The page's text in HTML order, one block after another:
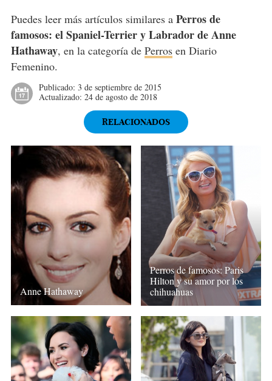
Puedes leer más artículos similares a Perros de
famosos: el Spaniel-Terrier y Labrador de Anne
Hathaway, en la categoría de Perrosen Diario
Femenino.
Publicado: 3 de septiembre de 2015
Actualizado: 24 de agosto de 2018
RELACIONADOS
Anne Hathaway
Perros de famosos: Paris
Hilton y su amor por los
chihuahuas